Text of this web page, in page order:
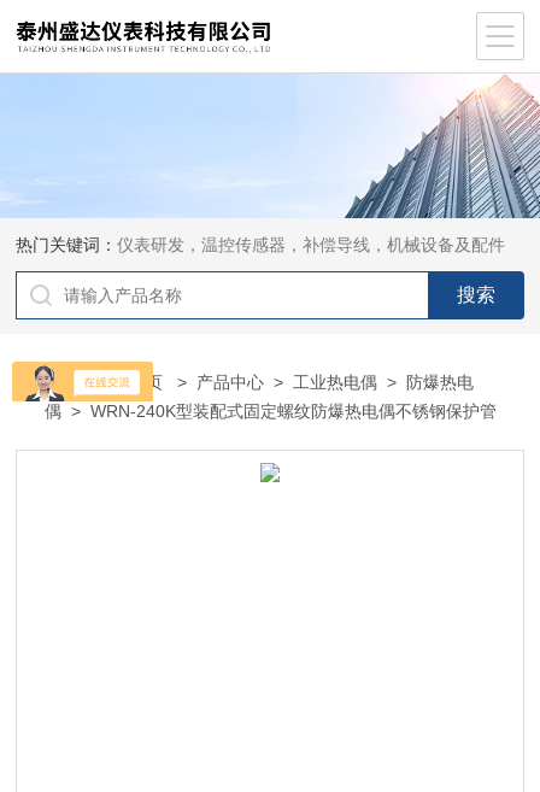
热门关键词：仪表研发，温控传感器，补偿导线，机械设备及配件
当前位置：首页 > 产品中心 > 工业热电偶 > 防爆热电
偶 > WRN-240K型装配式固定螺纹防爆热电偶不锈钢保护管